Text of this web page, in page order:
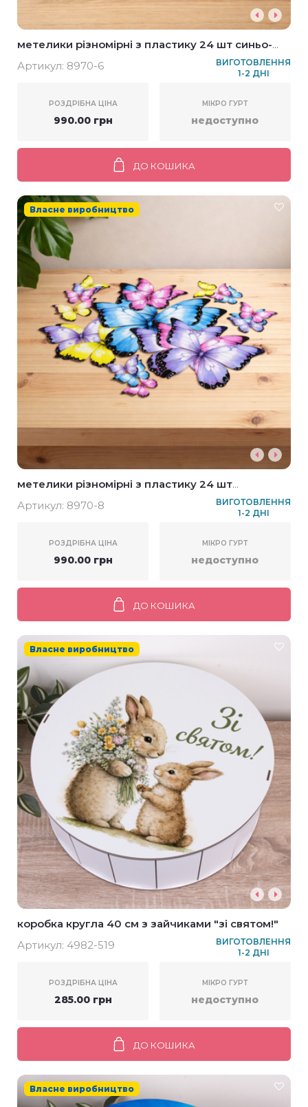
метелики різномірні з пластику 24 шт синьо-
блакитні
Артикул: 8970-6
ВИГОТОВЛЕННЯ
1-2 ДНІ
РОЗДРІБНА ЦІНА
990.00 грн
МІКРО ГУРТ
недоступно
ДО КОШИКА
Власне виробництво
метелики різномірні з пластику 24 шт
кольорові (фіолетовий, рожевий, блакитний,
Артикул: 8970-8
ВИГОТОВЛЕННЯ
1-2 ДНІ
РОЗДРІБНА ЦІНА
990.00 грн
МІКРО ГУРТ
недоступно
ДО КОШИКА
Власне виробництво
коробка кругла 40 см з зайчиками "зі святом!"
Артикул: 4982-519
ВИГОТОВЛЕННЯ
1-2 ДНІ
РОЗДРІБНА ЦІНА
285.00 грн
МІКРО ГУРТ
недоступно
ДО КОШИКА
Власне виробництво